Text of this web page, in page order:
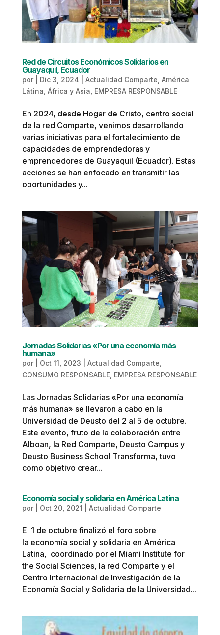
Red de Circuitos Económicos Solidarios en
Guayaquil, Ecuador
por Dic 3, 2024 Actualidad Comparte América
Látina, África y Asia EMPRESA RESPONSABLE
En 2024, desde Hogar de Cristo, centro social
de la red Comparte, venimos desarrollando
varias iniciativas para el fortalecimiento de
capacidades de emprendedoras y
emprendedores de Guayaquil (Ecuador). Estas
acciones se han enfocado en transmitir las
oportunidades y...
Jornadas Solidarias «Por una economía más
humana»
por Oct 11, 2023 Actualidad Comparte
CONSUMO RESPONSABLE, EMPRESA RESPONSABLE
Las Jornadas Solidarias «Por una economía
más humana» se llevaron a cabo en la
Universidad de Deusto del 2 al 5 de octubre.
Este evento, fruto de la colaboración entre
Alboan, la Red Comparte, Deusto Campus y
Deusto Business School Transforma, tuvo
como objetivo crear...
Economía social y solidaria en América Latina
por Oct 20, 2021 Actualidad Comparte
El 1 de octubre finalizó el foro sobre
la economía social y solidaria en América
Latina, coordinado por el Miami Institute for
the Social Sciences, la red Comparte y el
Centro Internacional de Investigación de la
Economía Social y Solidaria de la Universidad...